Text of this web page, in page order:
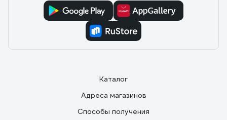
Каталог
Адреса магазинов
Способы получения